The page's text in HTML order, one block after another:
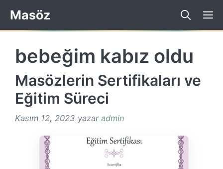
İçeriğe
atla
Masöz
bebeğim kabız oldu
Masözlerin Sertifikaları ve
Eğitim Süreci
Kasım 12, 2023 yazar admin